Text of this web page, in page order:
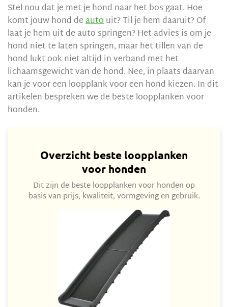
Stel nou dat je met je hond naar het bos gaat. Hoe
komt jouw hond deautouit? Til je hem daaruit? Of
laat je hem uit de auto springen? Het advies is om je
hond niet te laten springen, maar het tillen van de
hond lukt ook niet altijd in verband met het
lichaamsgewicht van de hond. Nee, in plaats daarvan
kan je voor een loopplank voor een hond kiezen. In dit
artikelen bespreken we de beste loopplanken voor
honden.
Overzicht beste loopplanken
voor honden
Dit zijn de beste loopplanken voor honden op
basis van prijs, kwaliteit, vormgeving en gebruik.